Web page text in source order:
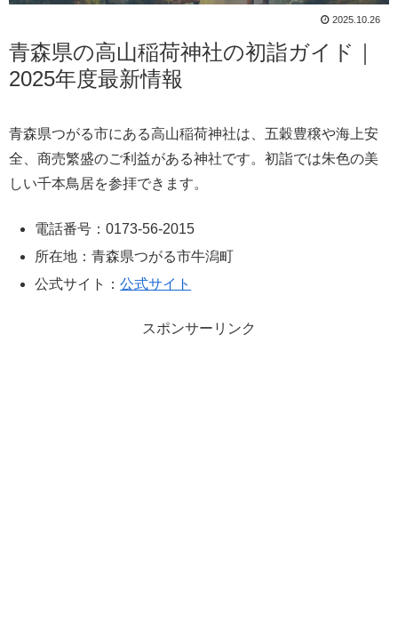
2025.10.26
青森県の高山稲荷神社の初詣ガイド｜
2025年度最新情報
青森県つがる市にある高山稲荷神社は、五穀豊穣や海上安
全、商売繁盛のご利益がある神社です。初詣では朱色の美
しい千本鳥居を参拝できます。
電話番号：0173-56-2015
所在地：青森県つがる市牛潟町
公式サイト：公式サイト
スポンサーリンク